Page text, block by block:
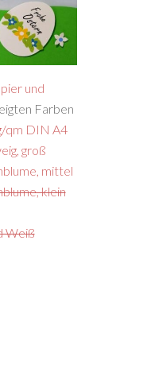
und
Farben
qm DIN A4
groß
mittel
klein
Weiß